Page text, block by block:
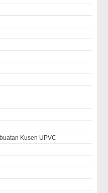
Kusen UPVC